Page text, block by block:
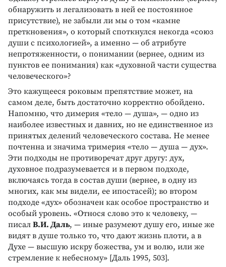
обнаружить и легализовать в ней ее постоянное
присутствие), не забыли ли мы о том «камне
преткновения», о который споткнулся некогда «союз
души с психологией», а именно — об атрибуте
непротяженности, о понимании (вернее, одним из
пунктов ее понимания) как «духовной части существа
человеческого»?
Это кажущееся роковым препятствие может, на
самом деле, быть достаточно корректно обойдено.
Напомню, что димерия «тело — душа», — одно из
наиболее известных и давних, но не единственное из
принятых делений человеческого состава. Не менее
почтенна и значима тримерия «тело — душа — дух».
Эти подходы не противоречат друг другу: дух,
духовное подразумевается и в первом подходе,
включаясь тогда в состав души (вернее, в одну из
многих, как мы видели, ее ипостасей); во втором
подходе «дух» обозначен как особое пространство и
особый уровень. «Относя слово это к человеку, —
писал В.И. Даль, — иные разумеют душу его, иные же
видят в душе только то, что дают жизнь плоти, а в
Духе — высшую искру божества, ум и волю, или же
стремление к небесному» [Даль 1995, 503].